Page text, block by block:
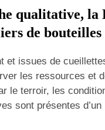
qualitative, la
de bouteilles
et issues de
les ressources et
le terroir, les
sont présentes d’un